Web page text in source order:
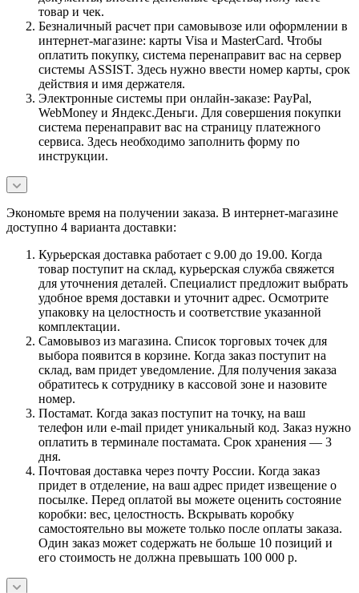
товар и чек.
Безналичный расчет при самовывозе или оформлении в
интернет-магазине: карты Visa и MasterCard. Чтобы
оплатить покупку, система перенаправит вас на сервер
системы ASSIST. Здесь нужно ввести номер карты, срок
действия и имя держателя.
Электронные системы при онлайн-заказе: PayPal,
WebMoney и Яндекс.Деньги. Для совершения покупки
система перенаправит вас на страницу платежного
сервиса. Здесь необходимо заполнить форму по
инструкции.
Экономьте время на получении заказа. В интернет-магазине
доступно 4 варианта доставки:
Курьерская доставка работает с 9.00 до 19.00. Когда
товар поступит на склад, курьерская служба свяжется
для уточнения деталей. Специалист предложит выбрать
удобное время доставки и уточнит адрес. Осмотрите
упаковку на целостность и соответствие указанной
комплектации.
Самовывоз из магазина. Список торговых точек для
выбора появится в корзине. Когда заказ поступит на
склад, вам придет уведомление. Для получения заказа
обратитесь к сотруднику в кассовой зоне и назовите
номер.
Постамат. Когда заказ поступит на точку, на ваш
телефон или e-mail придет уникальный код. Заказ нужно
оплатить в терминале постамата. Срок хранения — 3
дня.
Почтовая доставка через почту России. Когда заказ
придет в отделение, на ваш адрес придет извещение о
посылке. Перед оплатой вы можете оценить состояние
коробки: вес, целостность. Вскрывать коробку
самостоятельно вы можете только после оплаты заказа.
Один заказ может содержать не больше 10 позиций и
его стоимость не должна превышать 100 000 р.